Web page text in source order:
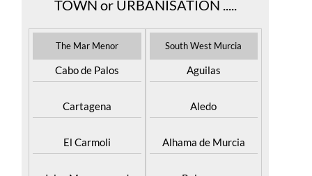
Cabo de Palos
Cartagena
El Carmoli
Islas Menores and
Aguilas
Aledo
Alhama de Murcia
Bolnuevo